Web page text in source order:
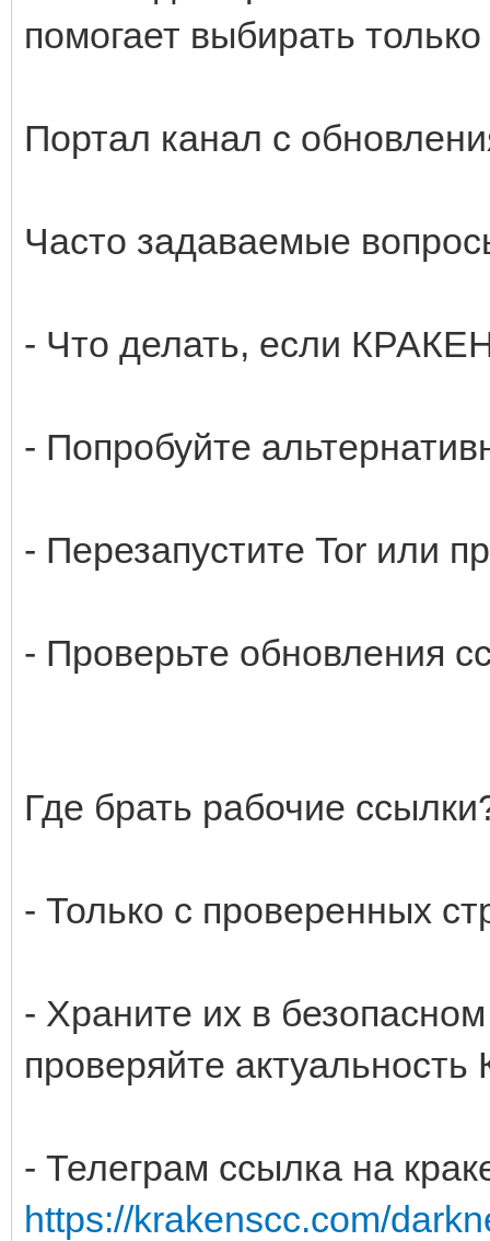
помогает выбирать
Портал канал с
Часто задаваемые
- Что делать, если
- Попробуйте
- Перезапустите Tor или
- Проверьте обновления
Где брать рабочие
- Только с проверенных
- Храните их в
проверяйте
- Телеграм ссылка на
https://krakenscc.com/